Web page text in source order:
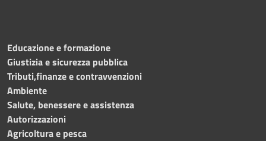
Educazione e formazione
Giustizia e sicurezza pubblica
Tributi,finanze e contravvenzioni
Ambiente
Salute, benessere e assistenza
Autorizzazioni
Agricoltura e pesca